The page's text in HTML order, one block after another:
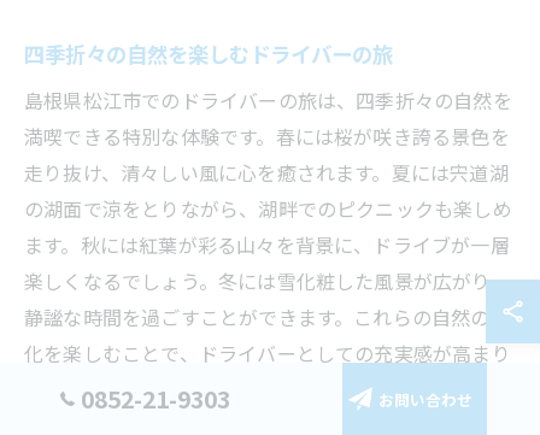
四季折々の自然を楽しむドライバーの旅
島根県松江市でのドライバーの旅は、四季折々の自然を
満喫できる特別な体験です。春には桜が咲き誇る景色を
走り抜け、清々しい風に心を癒されます。夏には宍道湖
の湖面で涼をとりながら、湖畔でのピクニックも楽しめ
ます。秋には紅葉が彩る山々を背景に、ドライブが一層
楽しくなるでしょう。冬には雪化粧した風景が広がり、
静謐な時間を過ごすことができます。これらの自然の変
化を楽しむことで、ドライバーとしての充実感が高まり
ます。また、地域の自然保護活動にも参加することで、
0852-21-9303 お問い合わせ